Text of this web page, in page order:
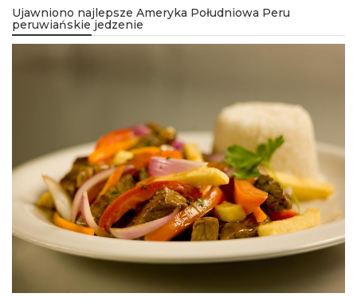
Ujawniono najlepsze Ameryka Południowa Peru
peruwiańskie jedzenie